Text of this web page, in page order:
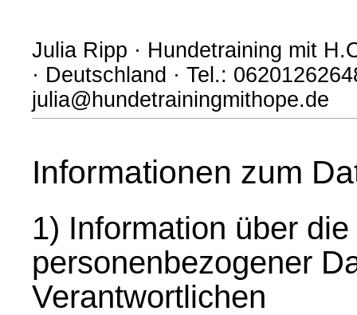
Julia Ripp · Hundetraining mit
· Deutschland · Tel.:
julia@hundetrainingmithope.de
Informationen zum
1) Information über
personenbezogener
Verantwortlichen